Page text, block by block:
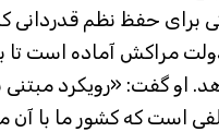
برای حفظ نظم قدردانی
مراکش آماده است
او گفت: «رویکرد مبتنی بر
است که کشور ما با آن